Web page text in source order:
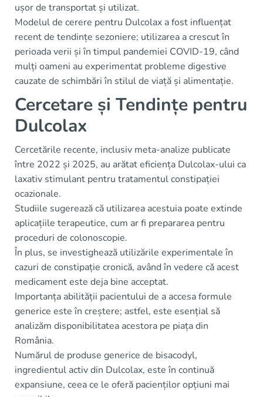
ușor de transportat și utilizat.
Modelul de cerere pentru Dulcolax a fost influențat
recent de tendințe sezoniere; utilizarea a crescut în
perioada verii și în timpul pandemiei COVID-19, când
mulți oameni au experimentat probleme digestive
cauzate de schimbări în stilul de viață și alimentație.
Cercetare și Tendințe pentru
Dulcolax
Cercetările recente, inclusiv meta-analize publicate
între 2022 și 2025, au arătat eficiența Dulcolax-ului ca
laxativ stimulant pentru tratamentul constipației
ocazionale.
Studiile sugerează că utilizarea acestuia poate extinde
aplicațiile terapeutice, cum ar fi prepararea pentru
proceduri de colonoscopie.
În plus, se investighează utilizările experimentale în
cazuri de constipație cronică, având în vedere că acest
medicament este deja bine acceptat.
Importanța abilității pacientului de a accesa formule
generice este în creștere; astfel, este esențial să
analizăm disponibilitatea acestora pe piața din
România.
Numărul de produse generice de bisacodyl,
ingredientul activ din Dulcolax, este în continuă
expansiune, ceea ce le oferă pacienților opțiuni mai